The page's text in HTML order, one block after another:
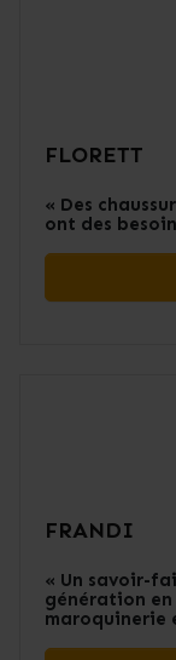
FLORETT
« Des
ont des
FRANDI
« Un savoir-
génération
maroquinerie